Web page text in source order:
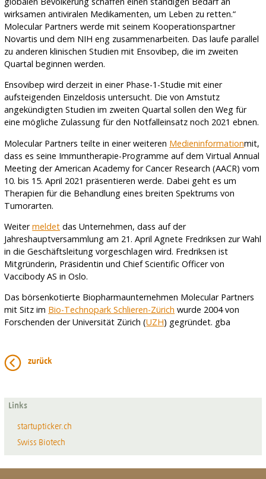
wirksamen antiviralen Medikamenten, um Leben zu retten.“
Molecular Partners werde mit seinem Kooperationspartner
Novartis und dem NIH eng zusammenarbeiten. Das laufe parallel
zu anderen klinischen Studien mit Ensovibep, die im zweiten
Quartal beginnen werden.
Ensovibep wird derzeit in einer Phase-1-Studie mit einer
aufsteigenden Einzeldosis untersucht. Die von Amstutz
angekündigten Studien im zweiten Quartal sollen den Weg für
eine mögliche Zulassung für den Notfalleinsatz noch 2021 ebnen.
Molecular Partners teilte in einer weiteren Medieninformationmit,
dass es seine Immuntherapie-Programme auf dem Virtual Annual
Meeting der American Academy for Cancer Research (AACR) vom
10. bis 15. April 2021 präsentieren werde. Dabei geht es um
Therapien für die Behandlung eines breiten Spektrums von
Tumorarten.
Weitermeldet das Unternehmen, dass auf der
Jahreshauptversammlung am 21. April Agnete Fredriksen zur Wahl
in die Geschäftsleitung vorgeschlagen wird. Fredriksen ist
Mitgründerin, Präsidentin und Chief Scientific Officer von
Vaccibody AS in Oslo.
Das börsenkotierte Biopharmaunternehmen Molecular Partners
mit Sitz im Bio-Technopark Schlieren-Zürich wurde 2004 von
Forschenden der Universität Zürich (UZH) gegründet. gba
zurück
Links
startupticker.ch
Swiss Biotech